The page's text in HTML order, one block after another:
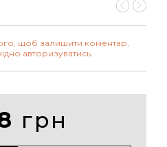
щоб залишити коментар,
авторизуватись.
грн